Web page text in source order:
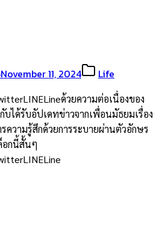
November 11, 2024 Life
ด้วยความต่อเนื่องของ
บได้รับอัปเดทข่าวจากเพื่อนมัธยมเรื่อง
ความรู้สึกด้วยการระบายผ่านตัวอักษร
อกนี้สั้นๆ